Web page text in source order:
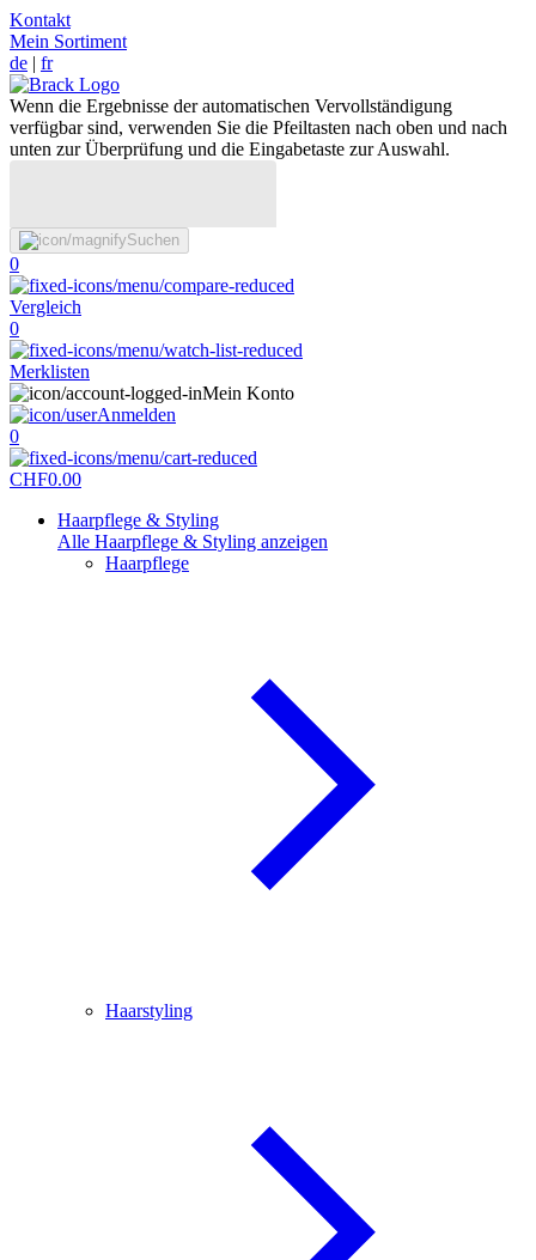
Kontakt
Mein Sortiment
de | fr
Wenn die Ergebnisse der automatischen Vervollständigung
verfügbar sind, verwenden Sie die Pfeiltasten nach oben und nach
unten zur Überprüfung und die Eingabetaste zur Auswahl.
Suchen
0
Vergleich
0
Merklisten
Mein Konto
Anmelden
0
CHF0.00
Haarpflege & Styling
Alle Haarpflege & Styling anzeigen
Haarpflege
Haarstyling